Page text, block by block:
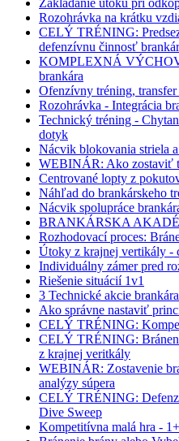
Zakladanie útoku pri
Rozohrávka na krátku
CELÝ TRÉNING:
defenzívnu činnosť
KOMPLEXNÁ
brankára
Ofenzívny tréning,
Rozohrávka - Integrácia
Technický tréning -
dotyk
Nácvik blokovania striela
WEBINÁR: Ako zostaviť
Centrované lopty z
Náhľad do brankárskeho
Nácvik spolupráce
BRANKÁRSKA
Rozhodovací proces:
Útoky z krajnej vertikály -
Individuálny zámer pred
Riešenie situácií 1v1
3 Technické akcie
Ako správne nastaviť
CELÝ TRÉNING:
CELÝ TRÉNING:
z krajnej veritkály
WEBINÁR: Zostavenie
analýzy súpera
CELÝ TRÉNING:
Dive Sweep
Kompetitívna malá hra -